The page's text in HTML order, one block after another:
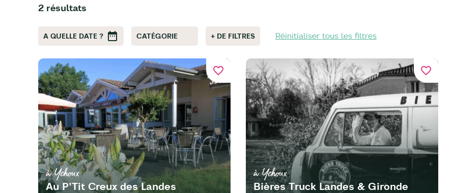
2 résultats
A QUELLE DATE ? CATÉGORIE + DE FILTRES Réinitialiser tous les filtres
favorite_border
à Ychoux
Au P'Tit Creux des Landes
favorite_border
à Ychoux
Bières Truck Landes & Gironde